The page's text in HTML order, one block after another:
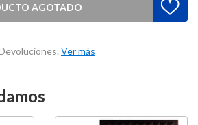
AGOTADO
Ver más